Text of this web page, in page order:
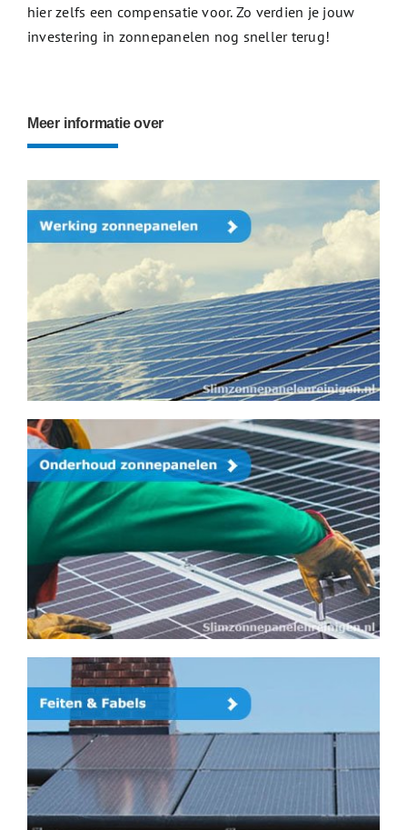
hier zelfs een compensatie voor. Zo verdien je jouw
investering in zonnepanelen nog sneller terug!
Meer informatie over